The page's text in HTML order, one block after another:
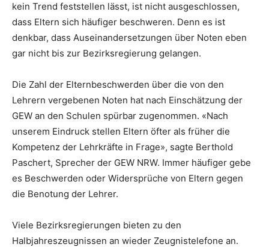
kein Trend feststellen lässt, ist nicht ausgeschlossen,
dass Eltern sich häufiger beschweren. Denn es ist
denkbar, dass Auseinandersetzungen über Noten eben
gar nicht bis zur Bezirksregierung gelangen.
Die Zahl der Elternbeschwerden über die von den
Lehrern vergebenen Noten hat nach Einschätzung der
GEW an den Schulen spürbar zugenommen. «Nach
unserem Eindruck stellen Eltern öfter als früher die
Kompetenz der Lehrkräfte in Frage», sagte Berthold
Paschert, Sprecher der GEW NRW. Immer häufiger gebe
es Beschwerden oder Widersprüche von Eltern gegen
die Benotung der Lehrer.
Viele Bezirksregierungen bieten zu den
Halbjahreszeugnissen an wieder Zeugnistelefone an.